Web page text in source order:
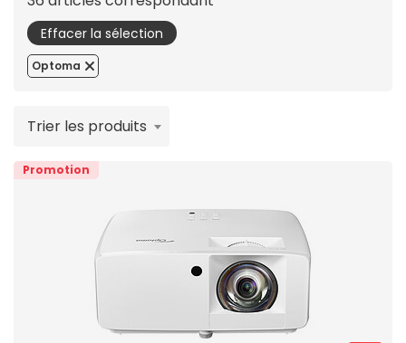
Effacer la sélection
Optoma
Trier les produits
Promotion